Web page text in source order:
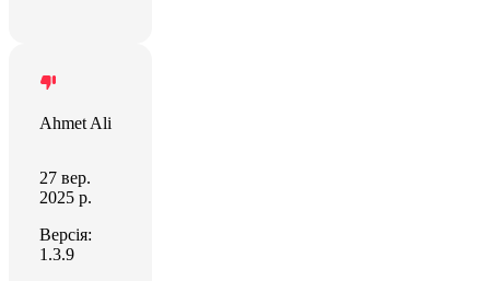
Ahmet Ali
27 вер.
2025 р.
Версія:
1.3.9